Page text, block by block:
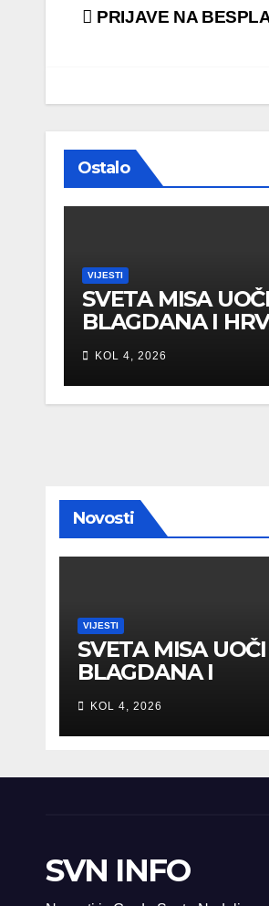
Navigacija
PRIJAVE NA
Ostalo
VIJESTI
SVETA MISA UOČI
BLAGDANA I
PRAZNIKA
KOL 4, 2026
Novosti
VIJESTI
SVETA MISA UOČI
BLAGDANA I
HRVATSKOG
PRAZNIKA
SLOBODE
KOL 4, 2026
SVN INFO